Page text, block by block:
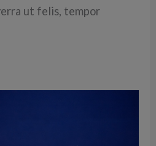
ut felis, tempor